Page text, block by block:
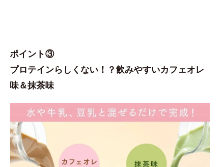
ポイント③
プロテインらしくない！？飲みやすいカフェオレ
味＆抹茶味